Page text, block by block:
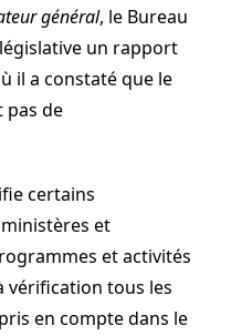
général, le Bureau
un rapport
il a constaté que le
pas de
certains
et
et activités
vérification tous les
en compte dans le